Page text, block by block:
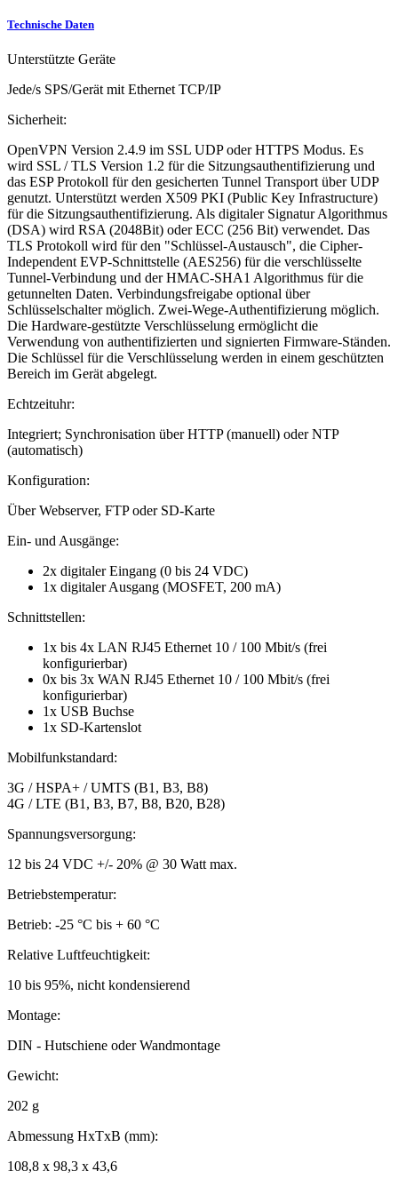
Technische Daten
Unterstützte Geräte
Jede/s SPS/Gerät mit Ethernet TCP/IP
Sicherheit:
OpenVPN Version 2.4.9 im SSL UDP oder HTTPS Modus. Es
wird SSL / TLS Version 1.2 für die Sitzungsauthentifizierung und
das ESP Protokoll für den gesicherten Tunnel Transport über UDP
genutzt. Unterstützt werden X509 PKI (Public Key Infrastructure)
für die Sitzungsauthentifizierung. Als digitaler Signatur Algorithmus
(DSA) wird RSA (2048Bit) oder ECC (256 Bit) verwendet. Das
TLS Protokoll wird für den "Schlüssel-Austausch", die Cipher-
Independent EVP-Schnittstelle (AES256) für die verschlüsselte
Tunnel-Verbindung und der HMAC-SHA1 Algorithmus für die
getunnelten Daten. Verbindungsfreigabe optional über
Schlüsselschalter möglich. Zwei-Wege-Authentifizierung möglich.
Die Hardware-gestützte Verschlüsselung ermöglicht die
Verwendung von authentifizierten und signierten Firmware-Ständen.
Die Schlüssel für die Verschlüsselung werden in einem geschützten
Bereich im Gerät abgelegt.
Echtzeituhr:
Integriert; Synchronisation über HTTP (manuell) oder NTP
(automatisch)
Konfiguration:
Über Webserver, FTP oder SD-Karte
Ein- und Ausgänge:
2x digitaler Eingang (0 bis 24 VDC)
1x digitaler Ausgang (MOSFET, 200 mA)
Schnittstellen:
1x bis 4x LAN RJ45 Ethernet 10 / 100 Mbit/s (frei
konfigurierbar)
0x bis 3x WAN RJ45 Ethernet 10 / 100 Mbit/s (frei
konfigurierbar)
1x USB Buchse
1x SD-Kartenslot
Mobilfunkstandard:
3G / HSPA+ / UMTS (B1, B3, B8)
4G / LTE (B1, B3, B7, B8, B20, B28)
Spannungsversorgung:
12 bis 24 VDC +/- 20% @ 30 Watt max.
Betriebstemperatur:
Betrieb: -25 °C bis + 60 °C
Relative Luftfeuchtigkeit:
10 bis 95%, nicht kondensierend
Montage:
DIN - Hutschiene oder Wandmontage
Gewicht:
202 g
Abmessung HxTxB (mm):
108,8 x 98,3 x 43,6